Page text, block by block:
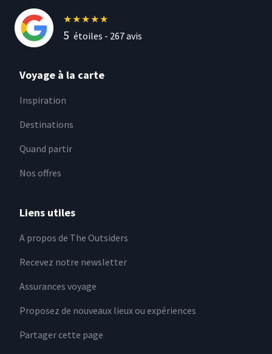
★★★★★
5 étoiles - 267avis
Voyage à la carte
Inspiration
Destinations
Quand partir
Nos offres
Liens utiles
A propos de The Outsiders
Recevez notre newsletter
Assurances voyage
Proposez de nouveaux lieux ou expériences
Partager cette page